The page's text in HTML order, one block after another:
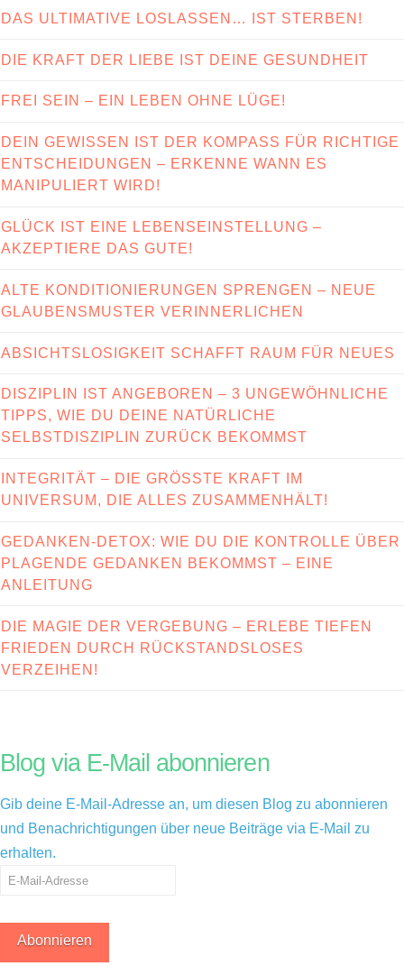
DAS ULTIMATIVE LOSLASSEN… IST STERBEN!
DIE KRAFT DER LIEBE IST DEINE GESUNDHEIT
FREI SEIN – EIN LEBEN OHNE LÜGE!
DEIN GEWISSEN IST DER KOMPASS FÜR RICHTIGE
ENTSCHEIDUNGEN – ERKENNE WANN ES
MANIPULIERT WIRD!
GLÜCK IST EINE LEBENSEINSTELLUNG –
AKZEPTIERE DAS GUTE!
ALTE KONDITIONIERUNGEN SPRENGEN – NEUE
GLAUBENSMUSTER VERINNERLICHEN
ABSICHTSLOSIGKEIT SCHAFFT RAUM FÜR NEUES
DISZIPLIN IST ANGEBOREN – 3 UNGEWÖHNLICHE
TIPPS, WIE DU DEINE NATÜRLICHE
SELBSTDISZIPLIN ZURÜCK BEKOMMST
INTEGRITÄT – DIE GRÖSSTE KRAFT IM U
NIVERSUM, DIE ALLES ZUSAMMENHÄLT!
GEDANKEN-DETOX: WIE DU DIE KONTROLLE ÜBER
PLAGENDE GEDANKEN BEKOMMST – EINE
ANLEITUNG
DIE MAGIE DER VERGEBUNG – ERLEBE TIEFEN
FRIEDEN DURCH RÜCKSTANDSLOSES
VERZEIHEN!
Blog via E-Mail abonnieren
Gib deine E-Mail-Adresse an, um diesen Blog zu abonnieren
und Benachrichtigungen über neue Beiträge via E-Mail zu
erhalten.
E-
Adresse
Abonnieren